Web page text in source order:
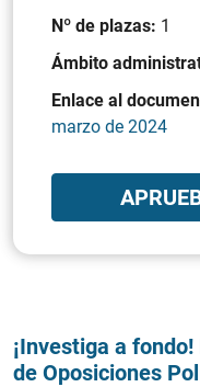
Nº de plazas: 1
Ámbito
Enlace al
marzo de 2024
¡Investiga a
de Oposiciones